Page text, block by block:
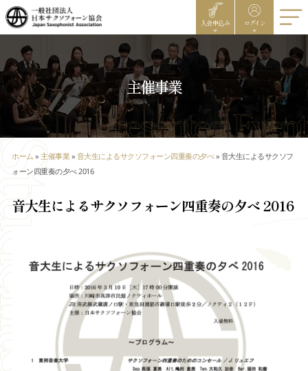
入会申込み ログイン
主催事業
ホーム » 主催事業» 音大生によるサクソフォーン四重奏の夕べ» 音大生によるサクソフ
ォーン四重奏の夕べ 2016
音大生によるサクソフォーン四重奏の夕べ 2016